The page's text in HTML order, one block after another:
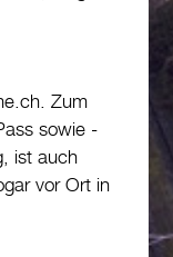
Zum
sowie -
ist auch
vor Ort in